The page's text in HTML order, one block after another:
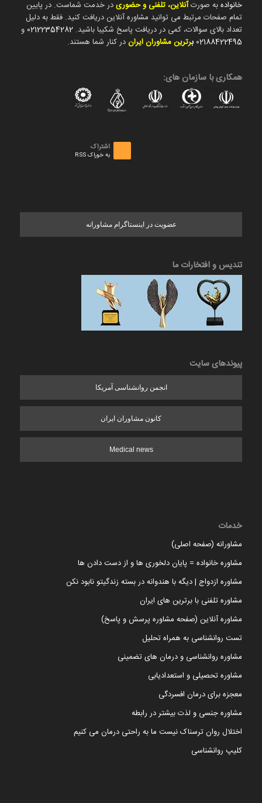
خانوادهبه صورتآنلاین، تلفنی و حضوریدر خدمت شماست. در پایین
تمام صفحات مرتبط می توانید مشاوره آنلاین دریافت کنید. فقط به دلیل
تعداد بالای سوالات، کمی در دریافت پاسخ شکیبا باشید. 02122354282 و
02188422495 برترین مشاوران ایراندر کنار شما هستند.
همکاری با سازمان های:
اشتراک
به خوراک RSS
عضویت در اینستاگرام مشاورانه
تندیس و افتخارات ما
پیوندهای سایت
انجمن روانشناسی آمریکا
کانون مشاوران ایران
Medical news
خدمات
مشاورانه (صفحه اصلی)
مشاوره خانواده = پایان دلخوری ها و از دست دادن ها
مشاوره ازدواج | دیگه با هندوانه در بسته زندگیتو نابود نکن
مشاوره تلفنی با برترین های ایران
مشاوره آنلاین (صفحه مشاوره پرسش و پاسخ)
تست روانشناسی به همراه تحلیل
مشاوره روانشناسی و درمان های تضمینی
مشاوره تحصیلی و استعدادیابی
معجزه برای درمان افسردگی
مشاوره جنسی و لذت بیشتر در رابطه
اختلال روان ترسناک نیست ما به راحتی درمان می کنیم
کلیپ روانشناسی